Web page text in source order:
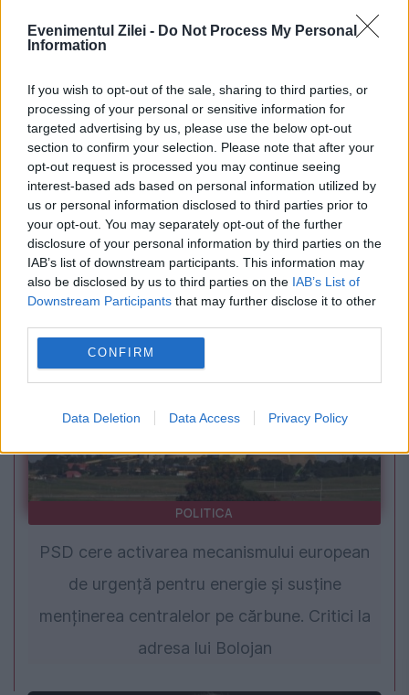
Evenimentul Zilei - Do Not Process My Personal
Information
If you wish to opt-out of the sale, sharing to third parties, or
processing of your personal or sensitive information for
targeted advertising by us, please use the below opt-out
section to confirm your selection. Please note that after your
opt-out request is processed you may continue seeing
interest-based ads based on personal information utilized by
us or personal information disclosed to third parties prior to
your opt-out. You may separately opt-out of the further
disclosure of your personal information by third parties on the
IAB’s list of downstream participants. This information may
also be disclosed by us to third parties on the IAB’s List of
Downstream Participants that may further disclose it to other
CONFIRM
Data Deletion Data Access Privacy Policy
SPORT
Clasamentul ATP se schimbă din nou. Alcaraz
îl depășește pe Zverev
POLITICA
PSD cere activarea mecanismului european
de urgență pentru energie și susține
menținerea centralelor pe cărbune. Critici la
adresa lui Bolojan